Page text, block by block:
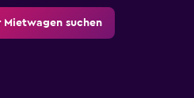
suchen